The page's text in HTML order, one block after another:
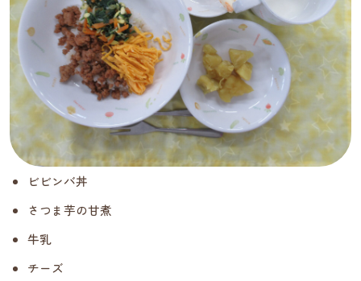
ビビンバ丼
さつま芋の甘煮
牛乳
チーズ